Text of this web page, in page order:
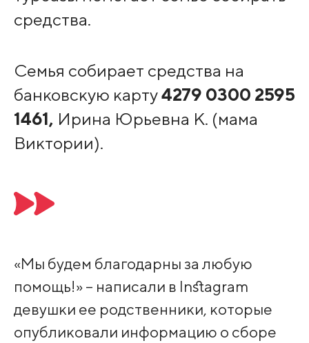
средства.
Семья собирает средства на
банковскую карту4279 0300 2595
1461, Ирина Юрьевна К. (мама
Виктории).
«Мы будем благодарны за любую
помощь!» – написали в Instagram
девушки ее родственники, которые
опубликовали информацию о сборе